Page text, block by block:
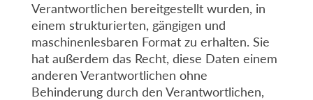
Verantwortlichen bereitgestellt wurden, in
einem strukturierten, gängigen und
maschinenlesbaren Format zu erhalten. Sie
hat außerdem das Recht, diese Daten einem
anderen Verantwortlichen ohne
Behinderung durch den Verantwortlichen,